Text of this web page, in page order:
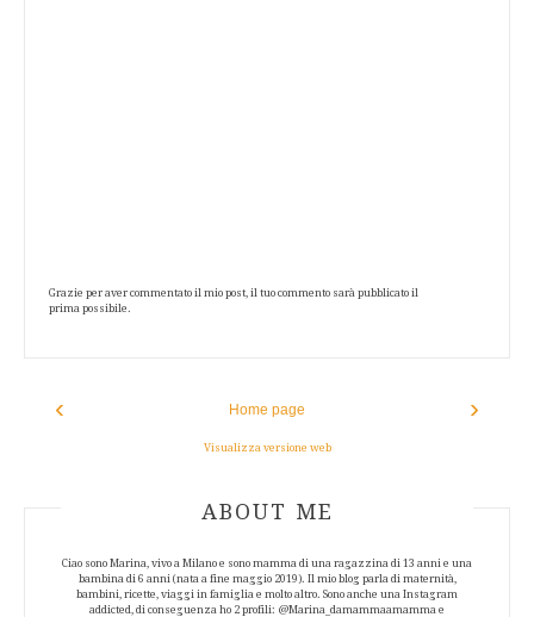
Grazie per aver commentato il mio post, il tuo commento sarà pubblicato il
prima possibile.
‹ ›
Home page
Visualizza versione web
ABOUT AUTHOR
ABOUT ME
Ciao sono Marina, vivo a Milano e sono mamma di una ragazzina di 13 anni e una
bambina di 6 anni (nata a fine maggio 2019). Il mio blog parla di maternità,
bambini, ricette, viaggi in famiglia e molto altro. Sono anche una Instagram
addicted, di conseguenza ho 2 profili: @Marina_damammaamamma e